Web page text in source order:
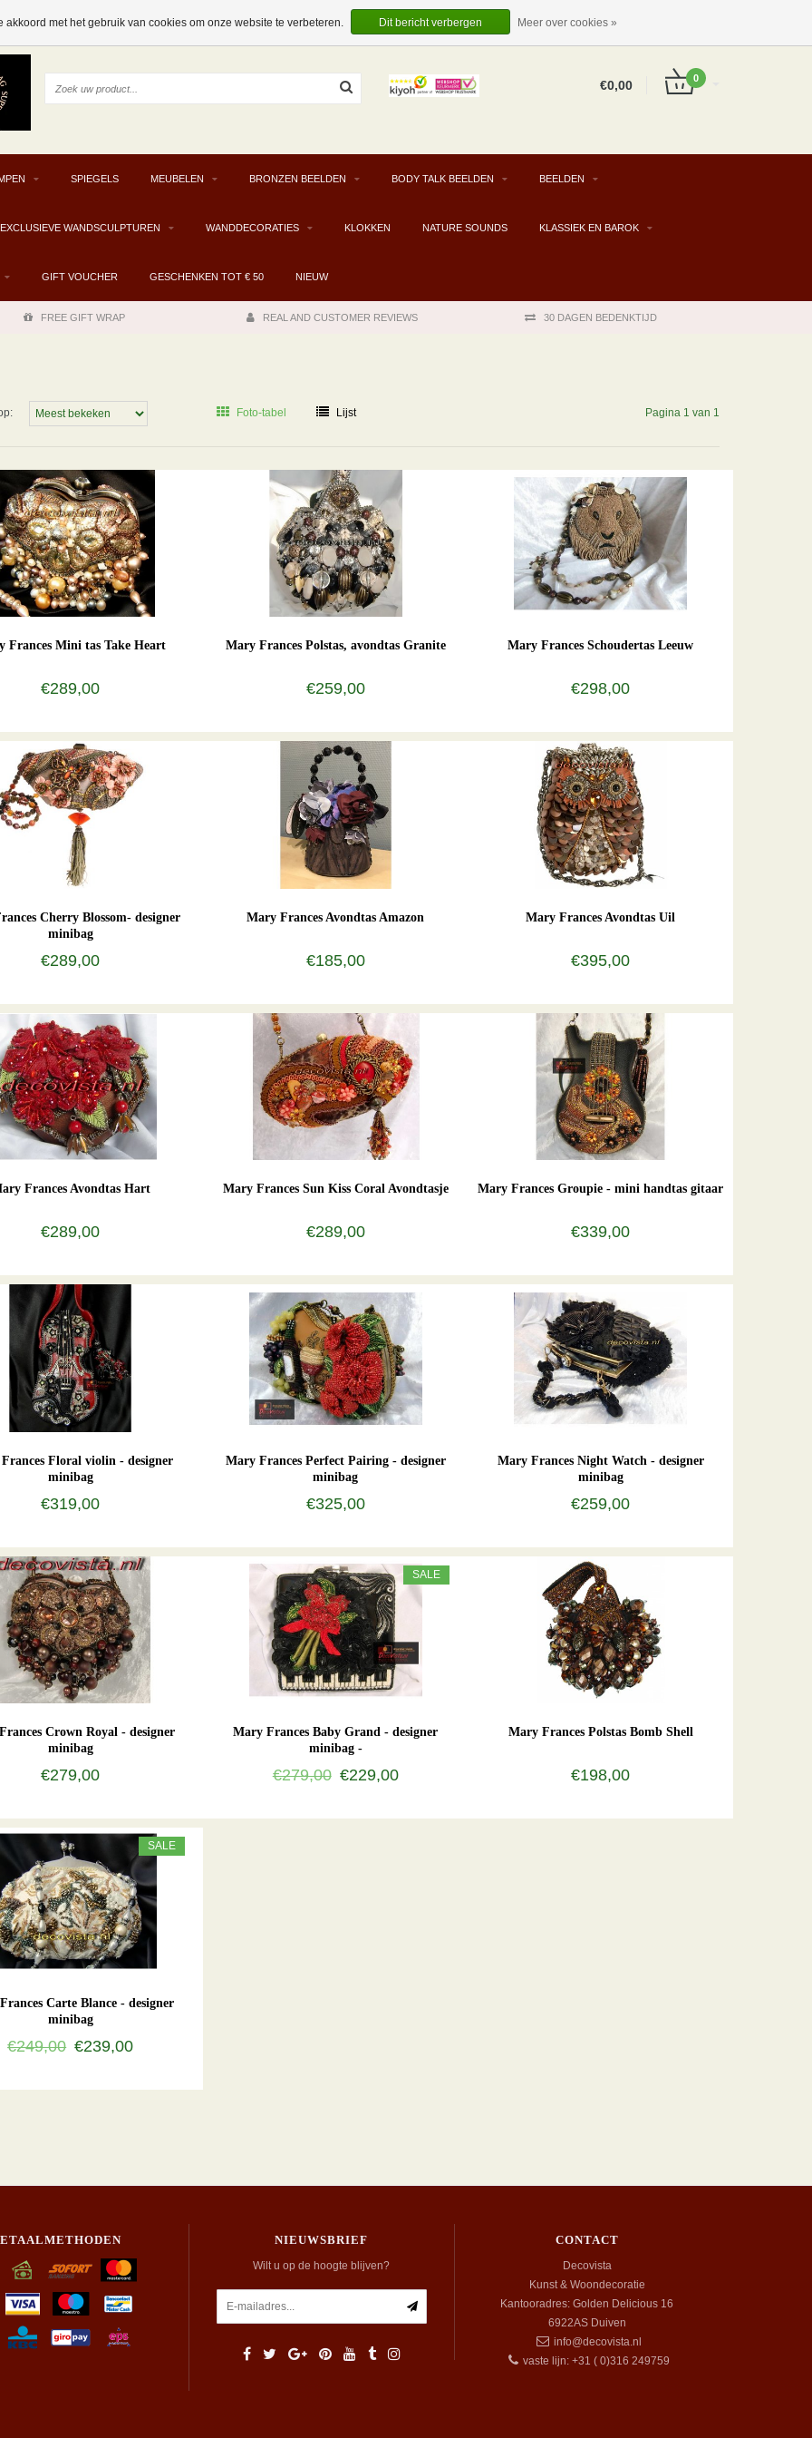
INLOGGEN
EUR
€0,00 0
SPIEGELS MEUBELEN BRONZEN BEELDEN BODY TALK BEELDEN BEELDEN
EXCLUSIEVE WANDSCULPTUREN WANDDECORATIES KLOKKEN NATURE SOUNDS KLASSIEK EN BAROK
GIFT VOUCHER GESCHENKEN TOT € 50 NIEUW
FREE GIFT WRAP REAL AND CUSTOMER REVIEWS 30 DAGEN BEDENKTIJD
Foto-tabel Lijst Pagina 1 van 1
Frances Mini tas Take Heart
€289,00
Mary Frances Polstas, avondtas Granite
€259,00
Mary Frances Schoudertas Leeuw
€298,00
Cherry Blossom- designer
minibag
€289,00
Mary Frances Avondtas Amazon
€185,00
Mary Frances Avondtas Uil
€395,00
Frances Avondtas Hart
€289,00
Mary Frances Sun Kiss Coral Avondtasje
€289,00
Mary Frances Groupie - mini handtas gitaar
€339,00
Floral violin - designer
minibag
€319,00
Mary Frances Perfect Pairing - designer
minibag
€325,00
Mary Frances Night Watch - designer
minibag
€259,00
Crown Royal - designer
minibag
€279,00
SALE
Mary Frances Baby Grand - designer
minibag -
€279,00 €229,00
Mary Frances Polstas Bomb Shell
€198,00
SALE
Carte Blance - designer
minibag
€249,00 €239,00
NIEUWSBRIEF
Wilt u op de hoogte blijven?
CONTACT
Decovista
Kunst & Woondecoratie
Kantooradres: Golden Delicious 16
6922AS Duiven
info@decovista.nl
vaste lijn: +31 ( 0)316 249759
met het gebruik van cookies om onze website te verbeteren. Dit bericht verbergen Meer over cookies »